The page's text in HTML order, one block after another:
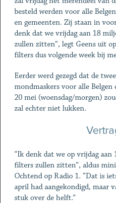
besteld werden voor alle
en gemeenten. Zij staan in
denk dat we vrijdag aan 18
zullen zitten”, legt Geens uit
filters dus volgende week bij
Eerder werd gezegd dat de
mondmaskers voor alle
20 mei (woensdag/morgen)
zal echter niet lukken.
“Ik denk dat we op vrijdag
filters zullen zitten”, aldus
Ochtend op Radio 1. “Dat is
april had aangekondigd, maar
stuk over de helft.”